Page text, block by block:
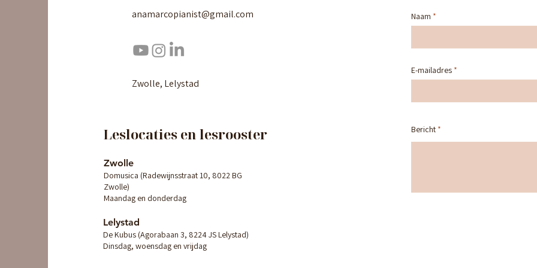
anamarcopianist@gmail.com
Zwolle, Lelystad
Leslocaties en lesrooster
Zwolle
Domusica (Radewijnsstraat 10, 8022 BG
Zwolle)
Maandag en donderdag
Lelystad
De Kubus (Agorabaan 3, 8224 JS Lelystad)
Dinsdag, woensdag en vrijdag
Naam
E-mailadres
Bericht